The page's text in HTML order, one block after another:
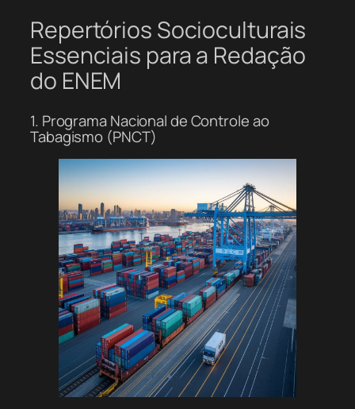
Repertórios Socioculturais
Essenciais para a Redação
do ENEM
1. Programa Nacional de Controle ao
Tabagismo (PNCT)